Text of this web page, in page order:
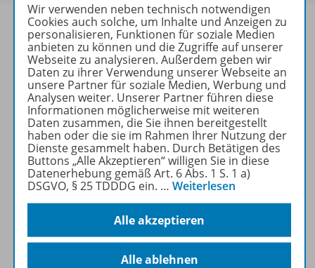
Produktinformationen
Beschreibung
Zugehörige Produkte
Benachrichtigungs-Service
Wir verwenden neben technisch notwendigen
Cookies auch solche, um Inhalte und Anzeigen zu
personalisieren, Funktionen für soziale Medien
anbieten zu können und die Zugriffe auf unserer
Webseite zu analysieren. Außerdem geben wir
Daten zu ihrer Verwendung unserer Webseite an
unsere Partner für soziale Medien, Werbung und
Analysen weiter. Unserer Partner führen diese
Informationen möglicherweise mit weiteren
Daten zusammen, die Sie ihnen bereitgestellt
haben oder die sie im Rahmen Ihrer Nutzung der
Dienste gesammelt haben. Durch Betätigen des
Buttons „Alle Akzeptieren“ willigen Sie in diese
Datenerhebung gemäß Art. 6 Abs. 1 S. 1 a)
DSGVO, § 25 TDDDG ein. … Weiterlesen
Alle akzeptieren
Alle ablehnen